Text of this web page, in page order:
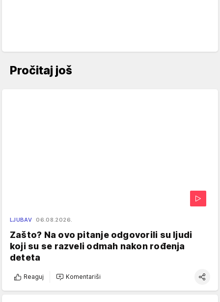
Pročitaj još
LJUBAV 06.08.2026.
Zašto? Na ovo pitanje odgovorili su ljudi
koji su se razveli odmah nakon rođenja
deteta
Reaguj Komentariši